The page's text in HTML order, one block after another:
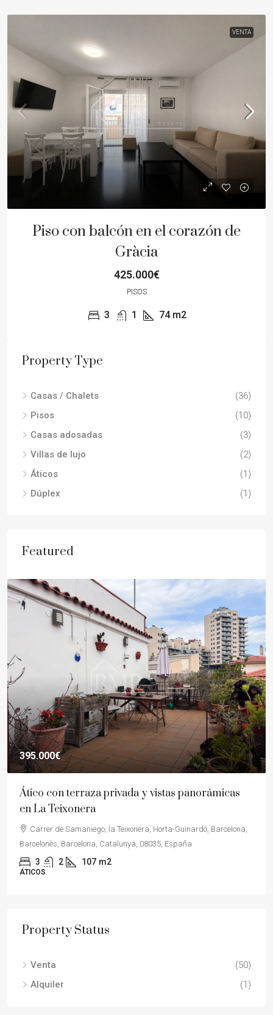
VENTA
Piso con balcón en el corazón de
Gràcia
425.000€
PISOS
3 1 74 m2
Property Type
Casas / Chalets
(36)
Pisos
(10)
Casas adosadas
(3)
Villas de lujo
(2)
Áticos
(1)
Dúplex
(1)
Featured
395.000€
Ático con terraza privada y vistas panorámicas
en La Teixonera
Carrer de Samaniego, la Teixonera, Horta-Guinardó, Barcelona,
Barcelonès, Barcelona, Catalunya, 08035, España
3 2 107 m2
ÁTICOS
Property Status
Venta
(50)
Alquiler
(1)